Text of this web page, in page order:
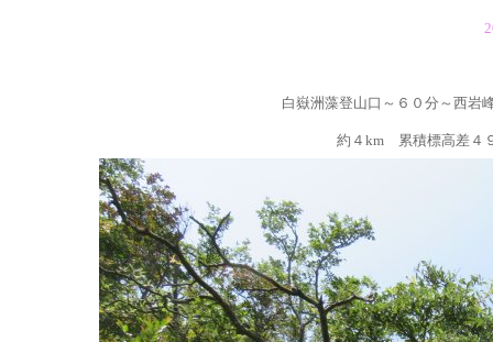
白嶽洲藻登山口～６０分～西岩
約４km 累積標高差４